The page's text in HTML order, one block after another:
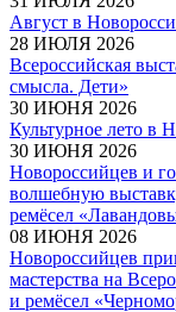
Август в
28 ИЮЛЯ 2026
Всероссийская
смысла. Дети»
30 ИЮНЯ 2026
Культурное лето в
30 ИЮНЯ 2026
Новороссийцев и
волшебную
ремёсел
08 ИЮНЯ 2026
Новороссийцев
мастерства на
и ремёсел